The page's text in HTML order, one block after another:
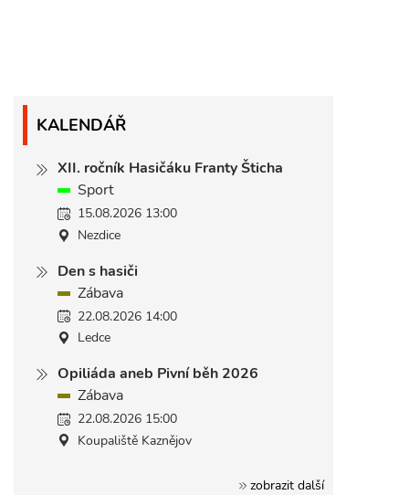
KALENDÁŘ
XII. ročník Hasičáku Franty Šticha
Sport
15.08.2026 13:00
Nezdice
Den s hasiči
Zábava
22.08.2026 14:00
Ledce
Opiliáda aneb Pivní běh 2026
Zábava
22.08.2026 15:00
Koupaliště Kaznějov
zobrazit další